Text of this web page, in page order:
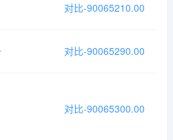
对比-90065210.00
对比-90065290.00
对比-90065300.00